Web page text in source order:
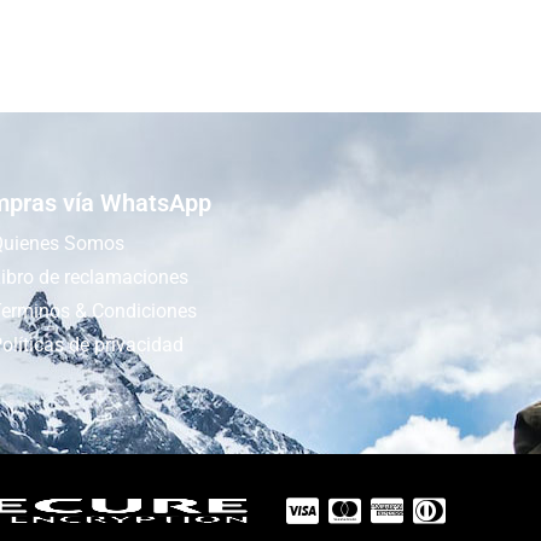
vía WhatsApp
Somos
de reclamaciones
& Condiciones
de privacidad